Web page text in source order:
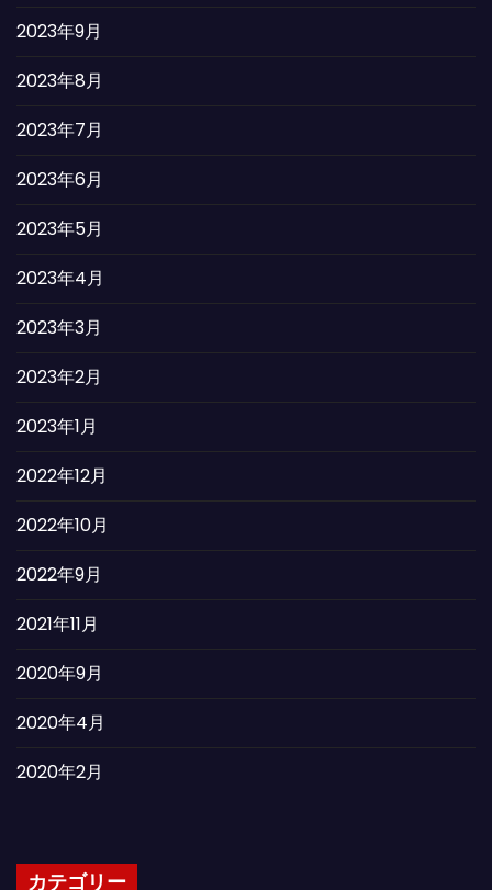
2023年9月
2023年8月
2023年7月
2023年6月
2023年5月
2023年4月
2023年3月
2023年2月
2023年1月
2022年12月
2022年10月
2022年9月
2021年11月
2020年9月
2020年4月
2020年2月
カテゴリー